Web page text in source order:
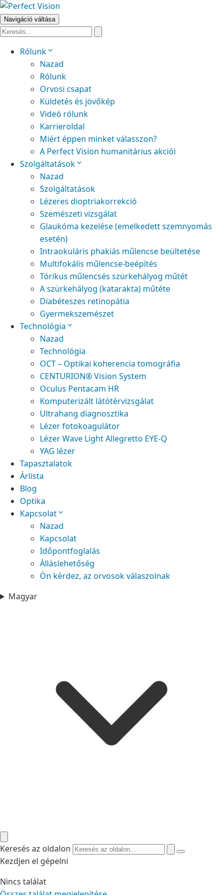
Navigáció váltása
Rólunk
Nazad
Rólunk
Orvosi csapat
Küldetés és jövőkép
Videó rólunk
Karrieroldal
Miért éppen minket válasszon?
A Perfect Vision humanitárius akciói
Szolgáltatások
Nazad
Szolgáltatások
Lézeres dioptriakorrekció
Szemészeti vizsgálat
Glaukóma kezelése (emelkedett szemnyomás
esetén)
Intraokuláris phakiás műlencse beültetése
Multifokális műlencse-beépítés
Tórikus műlencsés szürkehályog műtét
A szürkehályog (katarakta) műtéte
Diabéteszes retinopátia
Gyermekszemészet
Technológia
Nazad
Technológia
OCT – Optikai koherencia tomográfia
CENTURION® Vision System
Oculus Pentacam HR
Komputerizált látótérvizsgálat
Ultrahang diagnosztika
Lézer fotokoagulátor
Lézer Wave Light Allegretto EYE-Q
YAG lézer
Tapasztalatok
Árlista
Blog
Optika
Kapcsolat
Nazad
Kapcsolat
Időpontfoglalás
Álláslehetőség
Ön kérdez, az orvosok válaszolnak
Magyar
Keresés az oldalon
Kezdjen el gépelni
Nincs találat